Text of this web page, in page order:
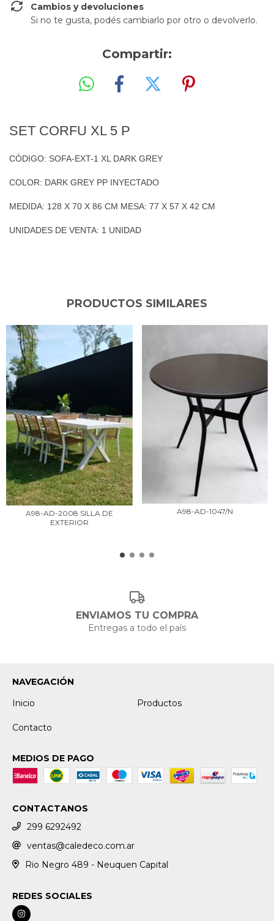
Cambios y devoluciones
Si no te gusta, podés cambiarlo por otro o devolverlo.
Compartir:
SET CORFU XL 5 P
CÓDIGO: SOFA-EXT-1 XL DARK GREY
COLOR: DARK GREY PP INYECTADO
MEDIDA: 128 X 70 X 86 CM MESA: 77 X 57 X 42 CM
UNIDADES DE VENTA: 1 UNIDAD
PRODUCTOS SIMILARES
A98-AD-2008 SILLA DE
EXTERIOR
A98-AD-1047/N
ENVIAMOS TU COMPRA
Entregas a todo el país
NAVEGACIÓN
Inicio
Productos
Contacto
MEDIOS DE PAGO
CONTACTANOS
299 6292492
ventas@caledeco.com.ar
Rio Negro 489 - Neuquen Capital
REDES SOCIALES